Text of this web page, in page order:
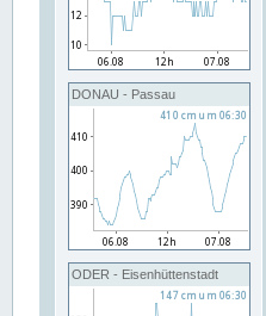
DONAU - Passau
ODER - Eisenhüttenstadt